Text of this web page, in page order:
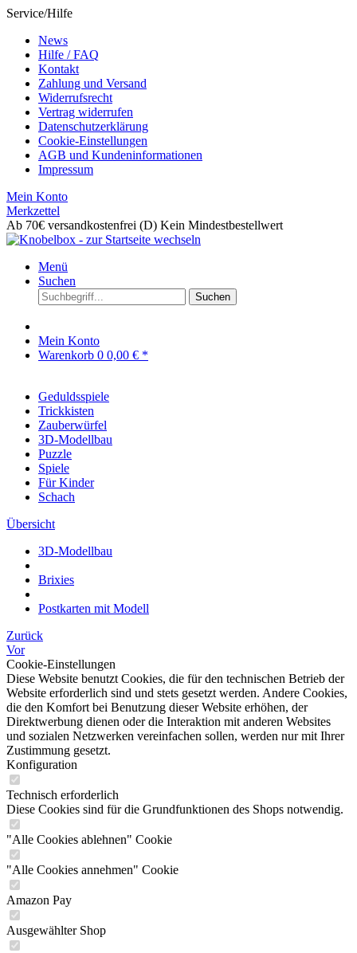
Service/Hilfe
News
Hilfe / FAQ
Kontakt
Zahlung und Versand
Widerrufsrecht
Vertrag widerrufen
Datenschutzerklärung
Cookie-Einstellungen
AGB und Kundeninformationen
Impressum
Mein Konto
Merkzettel
Ab 70€ versandkostenfrei (D) Kein Mindestbestellwert
Menü
Suchen
Suchen
Mein Konto
Warenkorb 0 0,00 € *
Geduldsspiele
Trickkisten
Zauberwürfel
3D-Modellbau
Puzzle
Spiele
Für Kinder
Schach
Übersicht
3D-Modellbau
Brixies
Postkarten mit Modell
Zurück
Vor
Cookie-Einstellungen
Diese Website benutzt Cookies, die für den technischen Betrieb der
Website erforderlich sind und stets gesetzt werden. Andere Cookies,
die den Komfort bei Benutzung dieser Website erhöhen, der
Direktwerbung dienen oder die Interaktion mit anderen Websites
und sozialen Netzwerken vereinfachen sollen, werden nur mit Ihrer
Zustimmung gesetzt.
Konfiguration
Technisch erforderlich
Diese Cookies sind für die Grundfunktionen des Shops notwendig.
"Alle Cookies ablehnen" Cookie
"Alle Cookies annehmen" Cookie
Amazon Pay
Ausgewählter Shop